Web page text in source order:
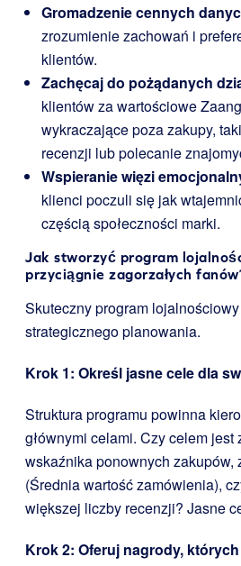
Gromadzenie cennych
zrozumienie zachowań i
klientów.
Zachęcaj do pożądanych
klientów za wartościowe
wykraczające poza zakupy,
recenzji lub polecanie
Wspieranie więzi
klienci poczuli się jak
częścią społeczności marki.
Jak stworzyć program
przyciągnie zagorzałych
Skuteczny program
strategicznego planowania.
Krok 1: Określ jasne cele dla
Struktura programu powinna
głównymi celami. Czy celem jest
wskaźnika ponownych zakupów,
(Średnia wartość zamówienia),
większej liczby recenzji? Jasne
Krok 2: Oferuj nagrody,